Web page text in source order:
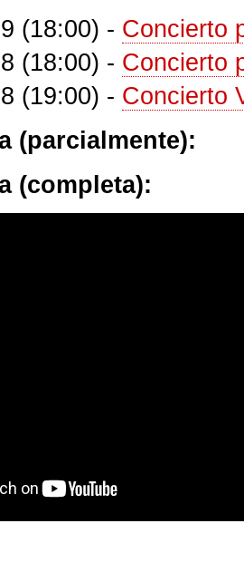
(18:00) - Concierto
(18:00) - Concierto
(19:00) - Concierto
(parcialmente):
(completa):